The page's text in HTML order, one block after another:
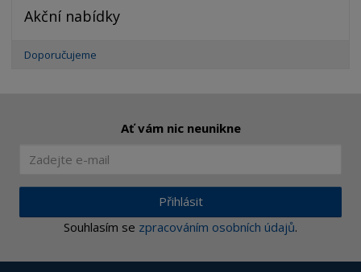
Akční nabídky
Doporučujeme
Ať vám nic neunikne
Přihlásit
Souhlasím se zpracováním osobních údajů.